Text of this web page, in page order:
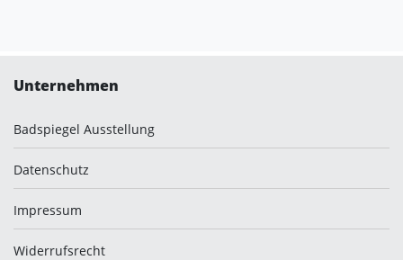
Unternehmen
Badspiegel Ausstellung
Datenschutz
Impressum
Widerrufsrecht